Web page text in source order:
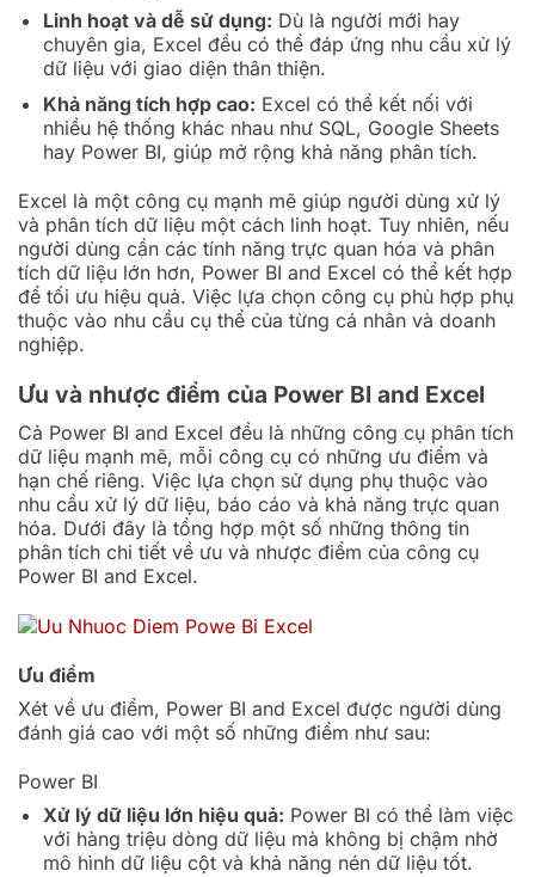
Linh hoạt và dễ sử dụng: Dù là người mới hay
chuyên gia, Excel đều có thể đáp ứng nhu cầu xử lý
dữ liệu với giao diện thân thiện.
Khả năng tích hợp cao: Excel có thể kết nối với
nhiều hệ thống khác nhau như SQL, Google Sheets
hay Power BI, giúp mở rộng khả năng phân tích.
Excel là một công cụ mạnh mẽ giúp người dùng xử lý
và phân tích dữ liệu một cách linh hoạt. Tuy nhiên, nếu
người dùng cần các tính năng trực quan hóa và phân
tích dữ liệu lớn hơn, Power BI and Excel có thể kết hợp
để tối ưu hiệu quả. Việc lựa chọn công cụ phù hợp phụ
thuộc vào nhu cầu cụ thể của từng cá nhân và doanh
nghiệp.
Ưu và nhược điểm của Power BI and Excel
Cả Power BI and Excel đều là những công cụ phân tích
dữ liệu mạnh mẽ, mỗi công cụ có những ưu điểm và
hạn chế riêng. Việc lựa chọn sử dụng phụ thuộc vào
nhu cầu xử lý dữ liệu, báo cáo và khả năng trực quan
hóa. Dưới đây là tổng hợp một số những thông tin
phân tích chi tiết về ưu và nhược điểm của công cụ
Power BI and Excel.
Ưu điểm
Xét về ưu điểm, Power BI and Excel được người dùng
đánh giá cao với một số những điểm như sau:
Power BI
Xử lý dữ liệu lớn hiệu quả: Power BI có thể làm việc
với hàng triệu dòng dữ liệu mà không bị chậm nhờ
mô hình dữ liệu cột và khả năng nén dữ liệu tốt.